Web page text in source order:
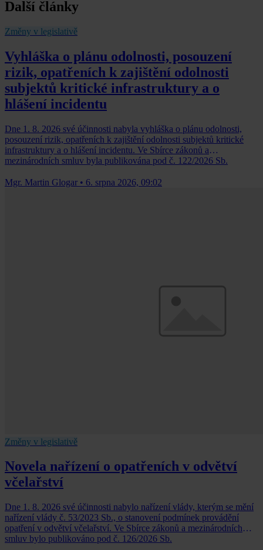
Další články
Změny v legislativě
Vyhláška o plánu odolnosti, posouzení
rizik, opatřeních k zajištění odolnosti
subjektů kritické infrastruktury a o
hlášení incidentu
Dne 1. 8. 2026 své účinnosti nabyla vyhláška o plánu odolnosti,
posouzení rizik, opatřeních k zajištění odolnosti subjektů kritické
infrastruktury a o hlášení incidentu. Ve Sbírce zákonů a
mezinárodních smluv byla publikována pod č. 122/2026 Sb.
Mgr. Martin Glogar • 6. srpna 2026, 09:02
Změny v legislativě
Novela nařízení o opatřeních v odvětví
včelařství
Dne 1. 8. 2026 své účinnosti nabylo nařízení vlády, kterým se mění
nařízení vlády č. 53/2023 Sb., o stanovení podmínek provádění
opatření v odvětví včelařství. Ve Sbírce zákonů a mezinárodních
smluv bylo publikováno pod č. 126/2026 Sb.